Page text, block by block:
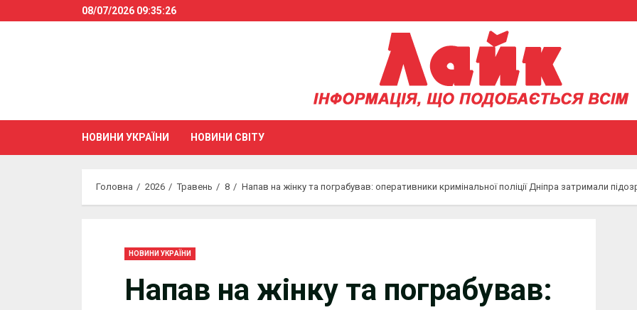
to
08/07/2026 09:35:26
НОВИНИ УКРАЇНИ НОВИНИ СВІТУ
Головна 2026 Травень 8 Напав на жінку та пограбував: оперативники кримінальної поліції Дніпра затримали
НОВИНИ УКРАЇНИ
Напав на жінку та пограбував: